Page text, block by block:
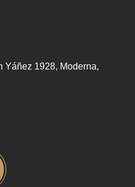
Yáñez 1928, Moderna,